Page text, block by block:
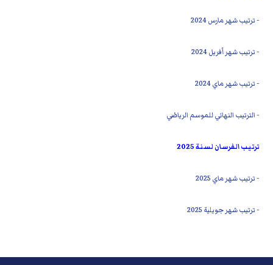
-ترتيب شهر مارس 2024
-ترتيب شهر أفريل 2024
-ترتيب شهر ماي 2024
-الترتيب النهائي للموسم الرياضي
ترتيب الفرسان لسنة 2025
-ترتيب شهر ماي 2025
-ترتيب شهر جويلية 2025